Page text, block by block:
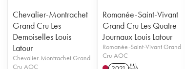
Chevalier-Montrachet
Grand Cru Les
Demoiselles Louis
Latour
Chevalier-Montrachet Grand
Cru AOC
Romanée-Saint-Vivant
Grand Cru Les Quatre
Journaux Louis Latour
Romanée-Saint-Vivant Grand
Cru AOC